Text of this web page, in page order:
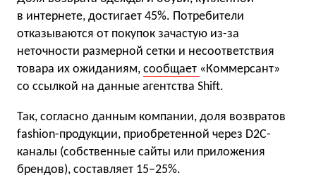
в интернете, достигает 45%. Потребители
отказываются от покупок зачастую из-за
неточности размерной сетки и несоответствия
товара их ожиданиям, сообщает «Коммерсант»
со ссылкой на данные агентства Shift.
Так, согласно данным компании, доля возвратов
fashion-продукции, приобретенной через D2C-
каналы (собственные сайты или приложения
брендов), составляет 15−25%.